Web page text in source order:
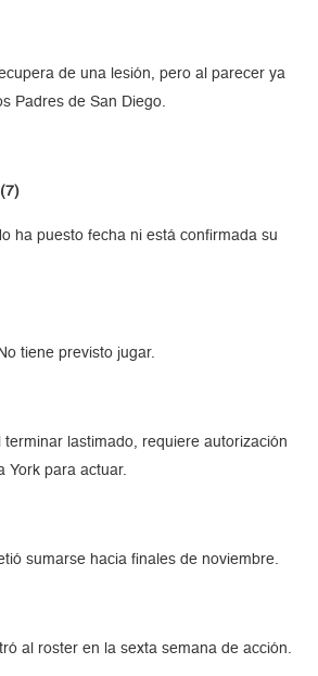
de una lesión, pero al parecer ya
Padres de San Diego.
ha puesto fecha ni está confirmada su
tiene previsto jugar.
terminar lastimado, requiere autorización
York para actuar.
sumarse hacia finales de noviembre.
al roster en la sexta semana de acción.